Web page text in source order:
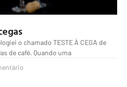
o chamado TESTE À CEGA de
de café. Quando uma